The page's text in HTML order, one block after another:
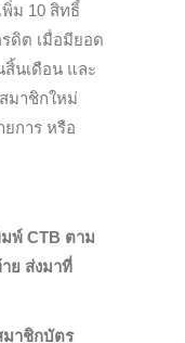
ม 10 สิทธิ์
ดิต เมื่อมียอด
สิ้นเดือน และ
มาชิกใหม่
การ หรือ
พ์ CTB ตาม
ย ส่งมาที่
มาชิกบัตร